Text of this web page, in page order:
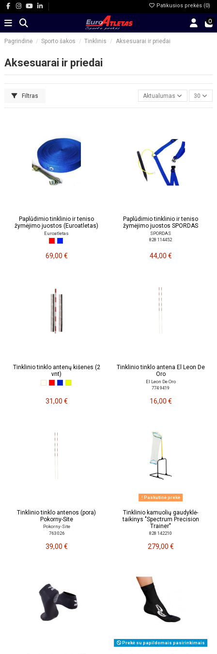
Patikusios prekės (0)
0
Pagrindinė Sporto šakos Tinklinis Aksesuarai ir priedai
Aksesuarai ir priedai
Filtras Aktualumas 30
Paplūdimio tinklinio ir teniso
žymėjimo juostos (Euroatletas)
Euroatletas
69,00 €
Paplūdimio tinklinio ir teniso
žymėjimo juostos SPORDAS
SPORDAS
828 114452
44,00 €
Tinklinio tinklo antenų kišenės (2
vnt)
31,00 €
Tinklinio tinklo antena El Leon De
Oro
El Leon De Oro
774 9419
16,00 €
Tinklinio tinklo antenos (pora)
Pokorny-Site
Pokorny-Site
763 026
39,00 €
Paskutinė prekė
Tinklinio kamuolių gaudyklė-
taikinys "Spectrum Precision
Trainer"
828 142210
279,00 €
Prekė su papildomais pasirinkimais